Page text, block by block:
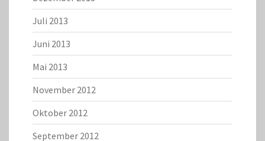
Juli 2013
Juni 2013
Mai 2013
November 2012
Oktober 2012
September 2012